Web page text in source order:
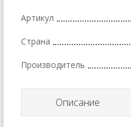
Артикул
Страна
Производитель
Описание